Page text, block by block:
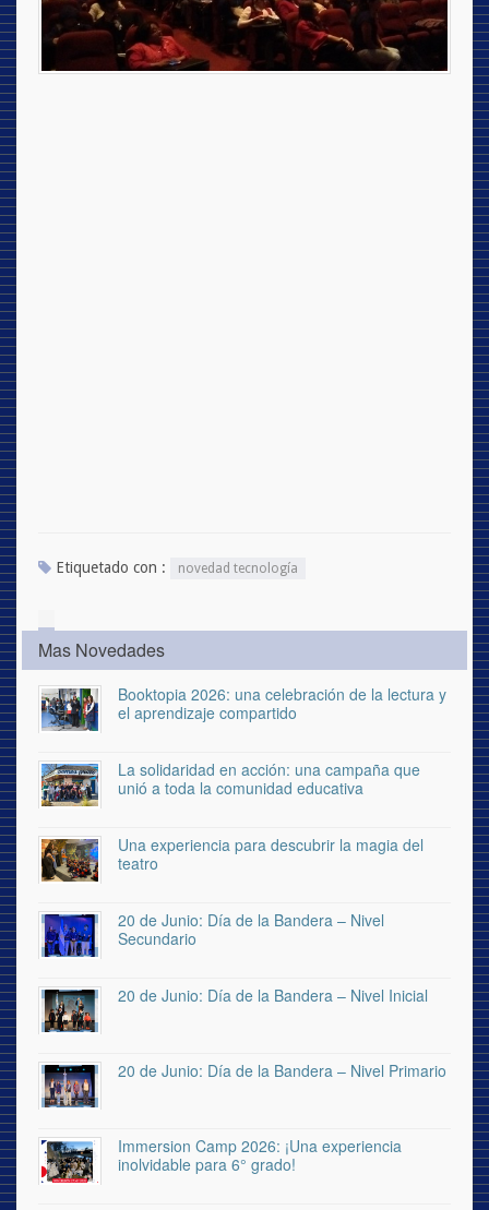
Etiquetado con : novedad tecnología
Mas Novedades
Booktopia 2026: una celebración de la lectura y
el aprendizaje compartido
La solidaridad en acción: una campaña que
unió a toda la comunidad educativa
Una experiencia para descubrir la magia del
teatro
20 de Junio: Día de la Bandera – Nivel
Secundario
20 de Junio: Día de la Bandera – Nivel Inicial
20 de Junio: Día de la Bandera – Nivel Primario
Immersion Camp 2026: ¡Una experiencia
inolvidable para 6° grado!